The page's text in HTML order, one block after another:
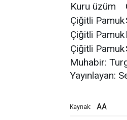
Kuru üzüm
Çiğitli Pamuk
Çiğitli Pamuk
Çiğitli Pamuk
Muhabir:
Yayınlayan:
Kaynak: AA